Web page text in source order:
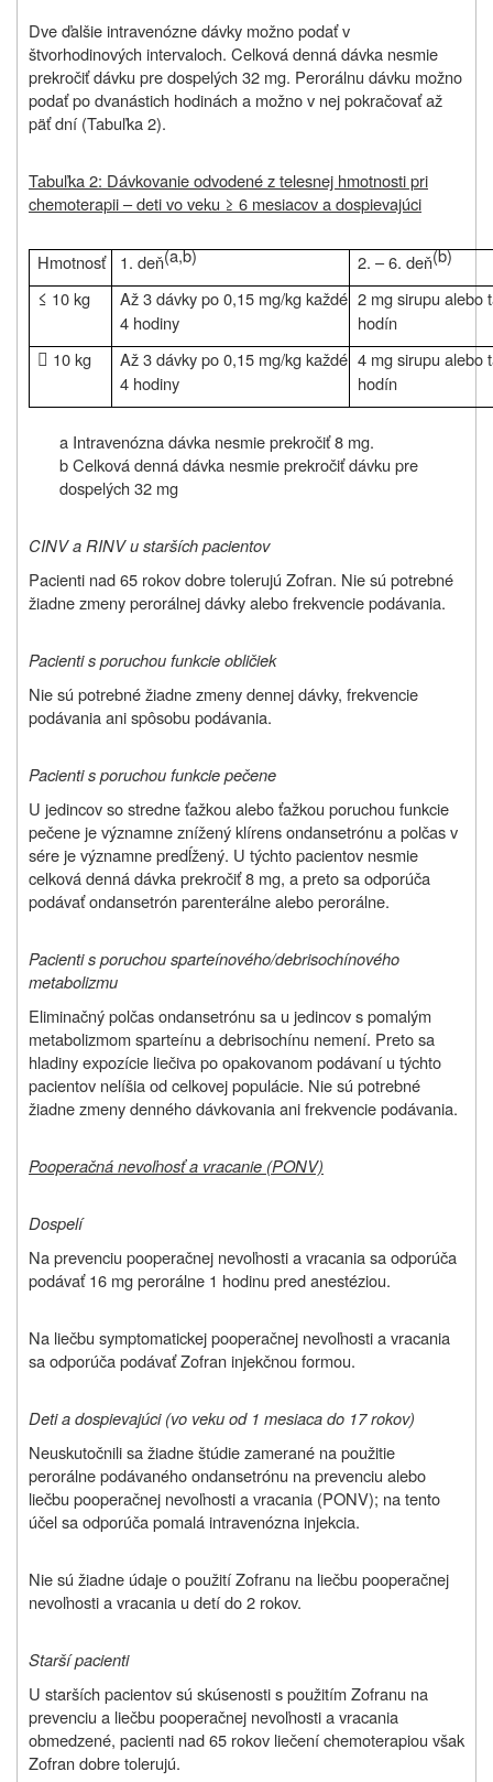
Dve ďalšie intravenózne dávky možno podať v
štvorhodinových intervaloch. Celková denná dávka nesmie
prekročiť dávku pre dospelých 32 mg. Perorálnu dávku možno
podať po dvanástich hodinách a možno v nej pokračovať až
päť dní (Tabuľka 2).
Tabuľka 2: Dávkovanie odvodené z telesnej hmotnosti pri
chemoterapii – deti vo veku ≥ 6 mesiacov a dospievajúci
Hmotnosť 1. deň(a,b) 2. – 6. deň(b)
≤ 10 kg
Až 3 dávky po 0,15 mg/kg každé
4 hodiny
2 mg sirupu alebo
hodín
 10 kg
Až 3 dávky po 0,15 mg/kg každé
4 hodiny
4 mg sirupu alebo
hodín
a Intravenózna dávka nesmie prekročiť 8 mg.
b Celková denná dávka nesmie prekročiť dávku pre
dospelých 32 mg
CINV a RINV u starších pacientov
Pacienti nad 65 rokov dobre tolerujú Zofran. Nie sú potrebné
žiadne zmeny perorálnej dávky alebo frekvencie podávania.
Pacienti s poruchou funkcie obličiek
Nie sú potrebné žiadne zmeny dennej dávky, frekvencie
podávania ani spôsobu podávania.
Pacienti s poruchou funkcie pečene
U jedincov so stredne ťažkou alebo ťažkou poruchou funkcie
pečene je významne znížený klírens ondansetrónu a polčas v
sére je významne predĺžený. U týchto pacientov nesmie
celková denná dávka prekročiť 8 mg, a preto sa odporúča
podávať ondansetrón parenterálne alebo perorálne.
Pacienti s poruchou sparteínového/debrisochínového
metabolizmu
Eliminačný polčas ondansetrónu sa u jedincov s pomalým
metabolizmom sparteínu a debrisochínu nemení. Preto sa
hladiny expozície liečiva po opakovanom podávaní u týchto
pacientov nelíšia od celkovej populácie. Nie sú potrebné
žiadne zmeny denného dávkovania ani frekvencie podávania.
Pooperačná nevoľnosť a vracanie (PONV)
Dospelí
Na prevenciu pooperačnej nevoľnosti a vracania sa odporúča
podávať 16 mg perorálne 1 hodinu pred anestéziou.
Na liečbu symptomatickej pooperačnej nevoľnosti a vracania
sa odporúča podávať Zofran injekčnou formou.
Deti a dospievajúci (vo veku od 1 mesiaca do 17 rokov)
Neuskutočnili sa žiadne štúdie zamerané na použitie
perorálne podávaného ondansetrónu na prevenciu alebo
liečbu pooperačnej nevoľnosti a vracania (PONV); na tento
účel sa odporúča pomalá intravenózna injekcia.
Nie sú žiadne údaje o použití Zofranu na liečbu pooperačnej
nevoľnosti a vracania u detí do 2 rokov.
Starší pacienti
U starších pacientov sú skúsenosti s použitím Zofranu na
prevenciu a liečbu pooperačnej nevoľnosti a vracania
obmedzené, pacienti nad 65 rokov liečení chemoterapiou však
Zofran dobre tolerujú.